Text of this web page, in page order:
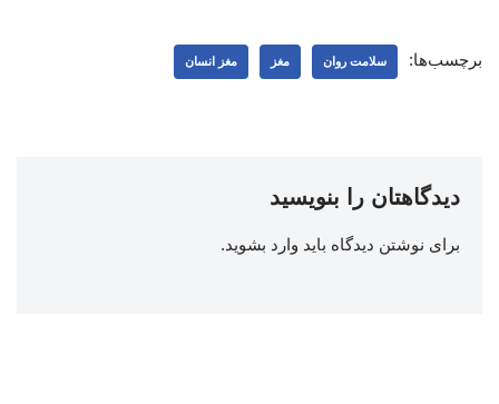
برچسب‌ها: سلامت روان مغز مغز انسان
دیدگاهتان را بنویسید
برای نوشتن دیدگاه باید وارد بشوید.